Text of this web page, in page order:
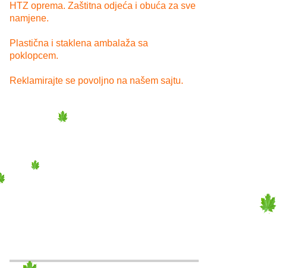
HTZ oprema. Zaštitna odjeća i obuća za sve
namjene.
Plastična i staklena ambalaža sa
poklopcem.
Reklamirajte se povoljno na našem sajtu.